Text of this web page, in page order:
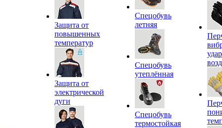
Защита от
повышенных
температур
Защита от
электрической
дуги
Спецобувь
летняя
Спецобувь
утеплённая
Спецобувь
термостойкая